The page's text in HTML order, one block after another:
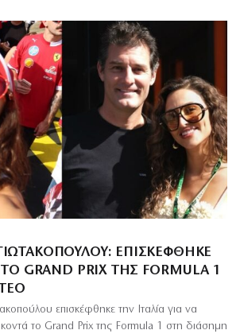
ΕΠΙΣΚΈΦΘΗΚΕ
GRAND PRIX ΤΗΣ FORMULA 1
επισκέφθηκε την Ιταλία για να
το Grand Prix της Formula 1 στη διάσημη